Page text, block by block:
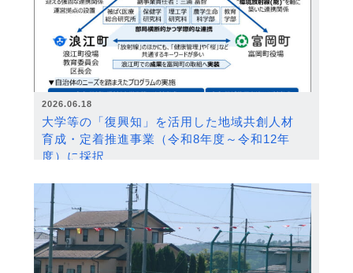
2026.06.18
大学等の「復興知」を活用した地域共創人材
育成・定着推進事業（令和8年度～令和12年
度）に採択